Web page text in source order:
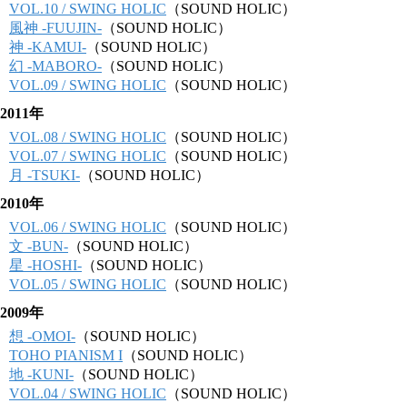
VOL.10 / SWING HOLIC （SOUND HOLIC）
風神 -FUUJIN- （SOUND HOLIC）
神 -KAMUI- （SOUND HOLIC）
幻 -MABORO- （SOUND HOLIC）
VOL.09 / SWING HOLIC （SOUND HOLIC）
2011年
VOL.08 / SWING HOLIC （SOUND HOLIC）
VOL.07 / SWING HOLIC （SOUND HOLIC）
月 -TSUKI- （SOUND HOLIC）
2010年
VOL.06 / SWING HOLIC （SOUND HOLIC）
文 -BUN- （SOUND HOLIC）
星 -HOSHI- （SOUND HOLIC）
VOL.05 / SWING HOLIC （SOUND HOLIC）
2009年
想 -OMOI- （SOUND HOLIC）
TOHO PIANISM I （SOUND HOLIC）
地 -KUNI- （SOUND HOLIC）
VOL.04 / SWING HOLIC （SOUND HOLIC）